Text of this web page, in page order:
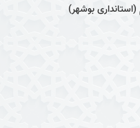
بوشهر)